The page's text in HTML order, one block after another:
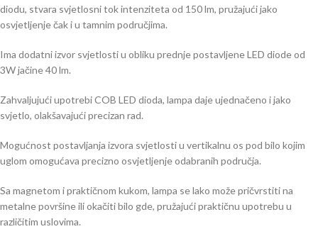
diodu, stvara svjetlosni tok intenziteta od 150 lm, pružajući jako
osvjetljenje čak i u tamnim područjima.
Ima dodatni izvor svjetlosti u obliku prednje postavljene LED diode od
3W jačine 40 lm.
Zahvaljujući upotrebi COB LED dioda, lampa daje ujednačeno i jako
svjetlo, olakšavajući precizan rad.
Mogućnost postavljanja izvora svjetlosti u vertikalnu os pod bilo kojim
uglom omogućava precizno osvjetljenje odabranih područja.
Sa magnetom i praktičnom kukom, lampa se lako može pričvrstiti na
metalne površine ili okačiti bilo gde, pružajući praktičnu upotrebu u
različitim uslovima.